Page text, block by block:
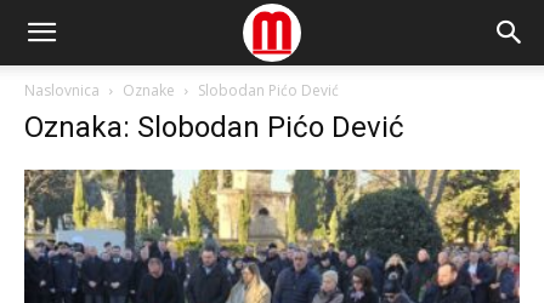
Naslovnica Oznake Slobodan Pićo Dević
Oznaka: Slobodan Pićo Dević